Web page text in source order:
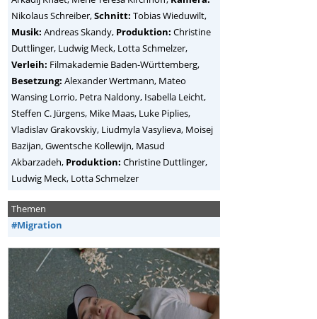
Nikolaus Schreiber,Schnitt: Tobias Wieduwilt,
Musik: Andreas Skandy, Produktion: Christine
Duttlinger, Ludwig Meck, Lotta Schmelzer,
Verleih: Filmakademie Baden-Württemberg,
Besetzung: Alexander Wertmann, Mateo
Wansing Lorrio, Petra Naldony, Isabella Leicht,
Steffen C. Jürgens, Mike Maas, Luke Piplies,
Vladislav Grakovskiy, Liudmyla Vasylieva, Moisej
Bazijan, Gwentsche Kollewijn, Masud
Akbarzadeh, Produktion: Christine Duttlinger,
Ludwig Meck, Lotta Schmelzer
Themen
#Migration